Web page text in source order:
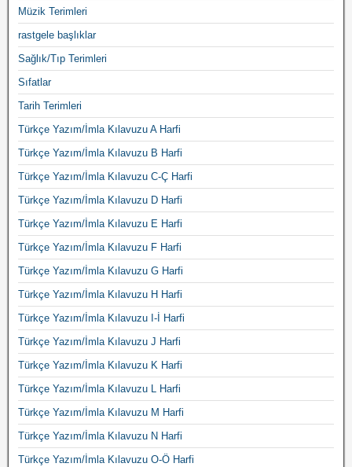
Müzik Terimleri
rastgele başlıklar
Sağlık/Tıp Terimleri
Sıfatlar
Tarih Terimleri
Türkçe Yazım/İmla Kılavuzu A Harfi
Türkçe Yazım/İmla Kılavuzu B Harfi
Türkçe Yazım/İmla Kılavuzu C-Ç Harfi
Türkçe Yazım/İmla Kılavuzu D Harfi
Türkçe Yazım/İmla Kılavuzu E Harfi
Türkçe Yazım/İmla Kılavuzu F Harfi
Türkçe Yazım/İmla Kılavuzu G Harfi
Türkçe Yazım/İmla Kılavuzu H Harfi
Türkçe Yazım/İmla Kılavuzu I-İ Harfi
Türkçe Yazım/İmla Kılavuzu J Harfi
Türkçe Yazım/İmla Kılavuzu K Harfi
Türkçe Yazım/İmla Kılavuzu L Harfi
Türkçe Yazım/İmla Kılavuzu M Harfi
Türkçe Yazım/İmla Kılavuzu N Harfi
Türkçe Yazım/İmla Kılavuzu O-Ö Harfi